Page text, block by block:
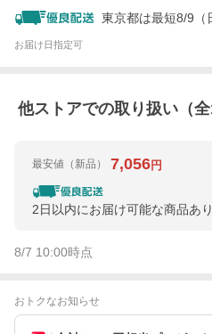
東京都は最短8/9（
お届け日指定可
他ストアでの取り扱い（全
最安値 （新品） 7,056円
2日以内にお届け可能な商品あり
8/7 10:00時点
おトクなお知らせ